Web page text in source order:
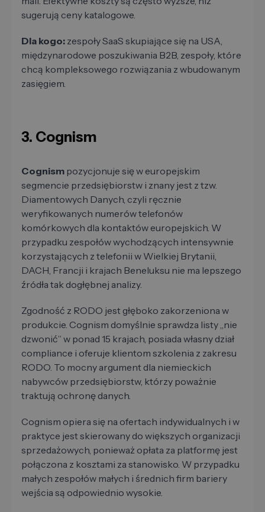
sugerują ceny katalogowe.
Dla kogo: zespoły SaaS skupiające się na USA,
międzynarodowe poszukiwania B2B, zespoły, które
chcą kompleksowego rozwiązania z wbudowanym
zasięgiem.
3. Cognism
Cognism pozycjonuje się w europejskim
segmencie przedsiębiorstw i znany jest z tzw.
Diamentowych Danych, czyli ręcznie
weryfikowanych numerów telefonów
komórkowych dla kontaktów europejskich. W
przypadku zespołów wychodzących intensywnie
korzystających z telefonii w Wielkiej Brytanii,
DACH, Francji i krajach Beneluksu nie ma lepszego
źródła tak dogłębnej analizy.
Zgodność z RODO jest głęboko zakorzeniona w
produkcie. Cognism domyślnie sprawdza listy „nie
dzwonić” w ponad 15 krajach, posiada własny dział
compliance i oferuje klientom szkolenia z zakresu
RODO. To mocny argument dla niemieckich
nabywców przedsiębiorstw, którzy poważnie
traktują ochronę danych.
Cognism opiera się na ofertach indywidualnych i w
praktyce jest skierowany do większych organizacji
sprzedażowych, ponieważ opłata za platformę jest
połączona z kosztami za stanowisko. W przypadku
małych zespołów małych i średnich firm bariery
wejścia są odpowiednio wysokie.